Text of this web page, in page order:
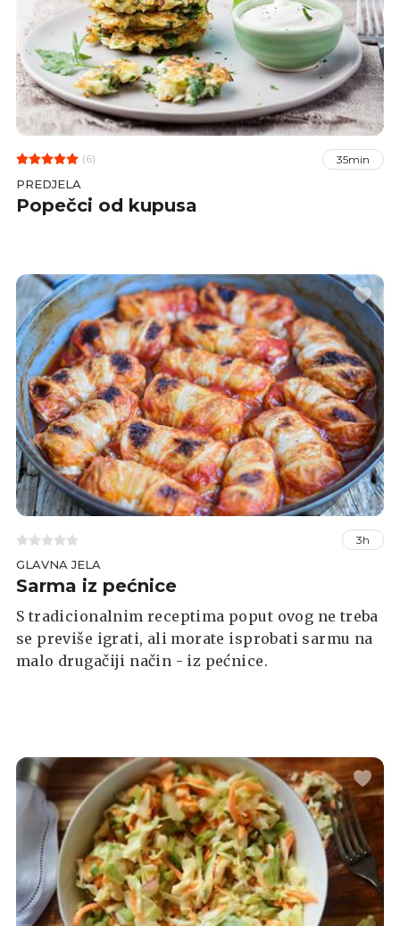
(6) 35min
PREDJELA
Popečci od kupusa
3h
GLAVNA JELA
Sarma iz pećnice
S tradicionalnim receptima poput ovog ne treba
se previše igrati, ali morate isprobati sarmu na
malo drugačiji način - iz pećnice.